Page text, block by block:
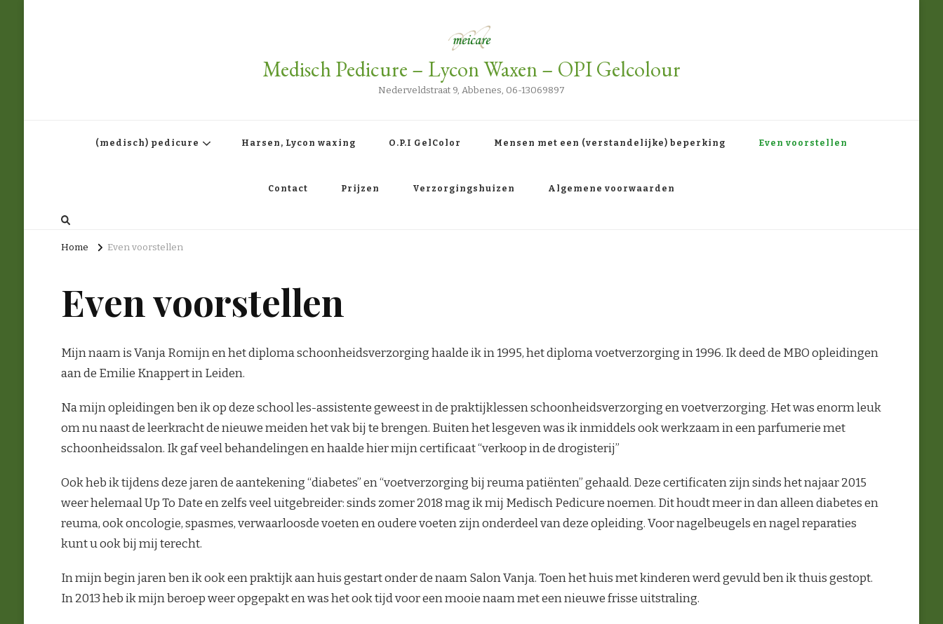
Medisch Pedicure – Lycon Waxen – OPI Gelcolour
Nederveldstraat 9, Abbenes, 06-13069897
(medisch) pedicure Harsen, Lycon waxing O.P.I GelColor Mensen met een (verstandelijke) beperking Even voorstellen
Contact Prijzen Verzorgingshuizen Algemene voorwaarden
Home Even voorstellen
Even voorstellen
Mijn naam is Vanja Romijn en het diploma schoonheidsverzorging haalde ik in 1995, het diploma voetverzorging in 1996. Ik deed de MBO opleidingen
aan de Emilie Knappert in Leiden.
Na mijn opleidingen ben ik op deze school les-assistente geweest in de praktijklessen schoonheidsverzorging en voetverzorging. Het was enorm leuk
om nu naast de leerkracht de nieuwe meiden het vak bij te brengen. Buiten het lesgeven was ik inmiddels ook werkzaam in een parfumerie met
schoonheidssalon. Ik gaf veel behandelingen en haalde hier mijn certificaat “verkoop in de drogisterij”
Ook heb ik tijdens deze jaren de aantekening “diabetes” en “voetverzorging bij reuma patiënten” gehaald. Deze certificaten zijn sinds het najaar 2015
weer helemaal Up To Date en zelfs veel uitgebreider: sinds zomer 2018 mag ik mij Medisch Pedicure noemen. Dit houdt meer in dan alleen diabetes en
reuma, ook oncologie, spasmes, verwaarloosde voeten en oudere voeten zijn onderdeel van deze opleiding. Voor nagelbeugels en nagel reparaties
kunt u ook bij mij terecht.
In mijn begin jaren ben ik ook een praktijk aan huis gestart onder de naam Salon Vanja. Toen het huis met kinderen werd gevuld ben ik thuis gestopt.
In 2013 heb ik mijn beroep weer opgepakt en was het ook tijd voor een mooie naam met een nieuwe frisse uitstraling.